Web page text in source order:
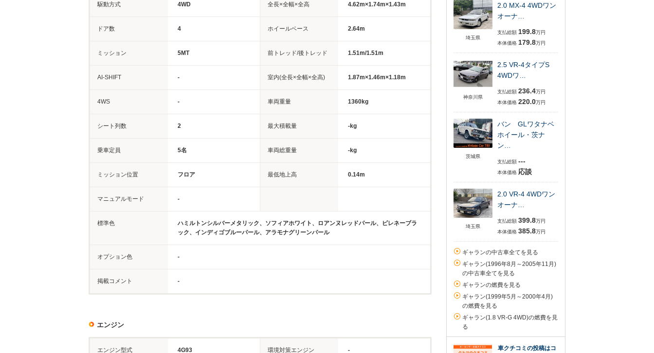
駆動方式 4WD 全長×全幅×全高 4.62m×1.74m×1.43m
ドア数 4 ホイールベース 2.64m
ミッション 5MT 前トレッド/後トレッド 1.51m/1.51m
AI-SHIFT - 室内(全長×全幅×全高) 1.87m×1.46m×1.18m
4WS - 車両重量 1360kg
シート列数 2 最大積載量 -kg
乗車定員 5名 車両総重量 -kg
ミッション位置 フロア 最低地上高 0.14m
マニュアルモード -
標準色
ハミルトンシルバーメタリック、ソフィアホワイト、ロアンヌレッドパール、ピレネーブラ
ック、インディゴブルーパール、アラモナグリーンパール
オプション色 -
掲載コメント -
エンジン
エンジン型式 4G93 環境対策エンジン -
埼玉県
2.0 MX-4 4WDワン
オーナ…
支払総額 199.8万円
本体価格 179.8万円
神奈川県
2.5 VR-4タイプS
4WDワ…
支払総額 236.4万円
本体価格 220.0万円
茨城県
バン GLワタナベ
ホイール・茨ナ
ン…
支払総額 ---
本体価格 応談
埼玉県
2.0 VR-4 4WDワン
オーナ…
支払総額 399.8万円
本体価格 385.8万円
ギャランの中古車全てを見る
ギャラン(1996年8月～2005年11月)
の中古車全てを見る
ギャランの燃費を見る
ギャラン(1999年5月～2000年4月)
の燃費を見る
ギャラン(1.8 VR-G 4WD)の燃費を見
る
車クチコミの投稿はコ